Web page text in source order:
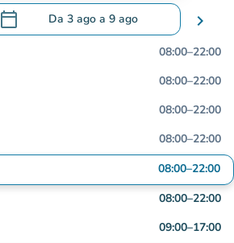
calendar_today Da 3 ago a 9 ago
.Aprire il calendario per modificare le
chevron_right
08:00–22:00
08:00–22:00
08:00–22:00
08:00–22:00
08:00–22:00
08:00–22:00
09:00–17:00